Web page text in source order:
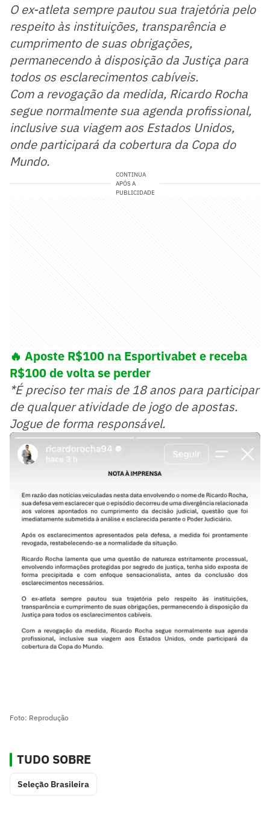
O ex-atleta sempre pautou sua trajetória pelo
respeito às instituições, transparência e
cumprimento de suas obrigações,
permanecendo à disposição da Justiça para
todos os esclarecimentos cabíveis.
Com a revogação da medida, Ricardo Rocha
segue normalmente sua agenda profissional,
inclusive sua viagem aos Estados Unidos,
onde participará da cobertura da Copa do
Mundo.
CONTINUA
APÓS A
PUBLICIDADE
🔥 Aposte R$100 na Esportivabet e receba
R$100 de volta se perder
*É preciso ter mais de 18 anos para participar
de qualquer atividade de jogo de apostas.
Jogue de forma responsável.
Foto: Reprodução
TUDO SOBRE
Seleção Brasileira